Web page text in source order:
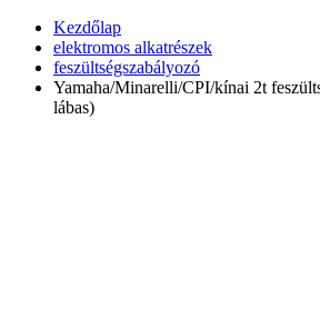
Kezdőlap
elektromos alkatrészek
feszültségszabályozó
Yamaha/Minarelli/CPI/kínai 2t
lábas)